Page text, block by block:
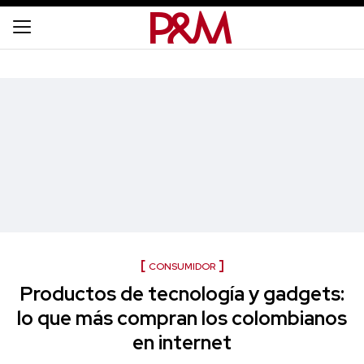
CONSUMIDOR
Productos de tecnología y gadgets:
lo que más compran los colombianos
en internet